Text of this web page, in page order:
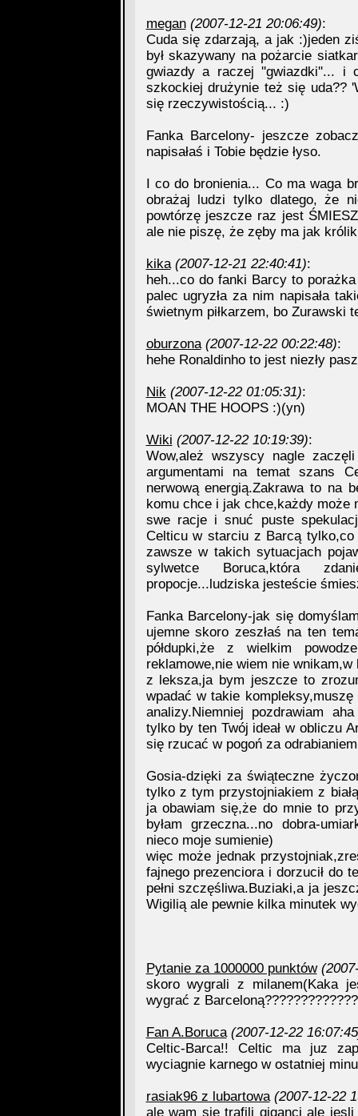
megan (2007-12-21 20:06:49):
Cuda się zdarzają, a jak :)jeden
był skazywany na pożarcie
gwiazdy a raczej ''gwiazdki''... i
szkockiej drużynie też się uda??
się rzeczywistością... :)
Fanka Barcelony- jeszcze
napisałaś i Tobie będzie łyso.
I co do bronienia... Co ma waga
obrażaj ludzi tylko dlatego, że
powtórzę jeszcze raz jest
ale nie piszę, że zęby ma jak
kika (2007-12-21 22:40:41):
heh...co do fanki Barcy to
palec ugryzła za nim napisała
świetnym piłkarzem, bo Zurawski
oburzona (2007-12-22 00:22:48):
hehe Ronaldinho to jest niezły
Nik (2007-12-22 01:05:31):
MOAN THE HOOPS :)(yn)
Wiki (2007-12-22 10:19:39):
Wow,ależ wszyscy nagle
argumentami na temat szans
nerwową energią.Zakrawa to na
komu chce i jak chce,każdy może
swe racje i snuć puste
Celticu w starciu z Barcą
zawsze w takich sytuacjach
sylwetce Boruca,która
propocje...ludziska jesteście
Fanka Barcelony-jak się
ujemne skoro zeszłaś na ten
półdupki,że z wielkim
reklamowe,nie wiem nie
z leksza,ja bym jeszcze to
wpadać w takie
analizy.Niemniej pozdrawiam
tylko by ten Twój ideał w obliczu
się rzucać w pogoń za
Gosia-dzięki za świąteczne
tylko z tym przystojniakiem z
ja obawiam się,że do mnie to
byłam grzeczna...no dobra-
nieco moje sumienie)
więc może jednak
fajnego prezenciora i dorzucił do
pełni szczęśliwa.Buziaki,a ja
Wigilią ale pewnie kilka minutek
Pytanie za 1000000 punktów
skoro wygrali z milanem(Kaka
wygrać z
Fan A.Boruca (2007-12-22
Celtic-Barca!! Celtic ma juz
wyciagnie karnego w ostatniej
rasiak96 z lubartowa (2007-12-22
ale wam sie trafili giganci ale